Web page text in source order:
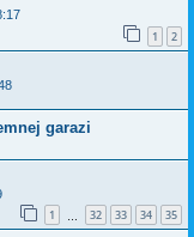
1 2
garazi
1 32 33 34 35